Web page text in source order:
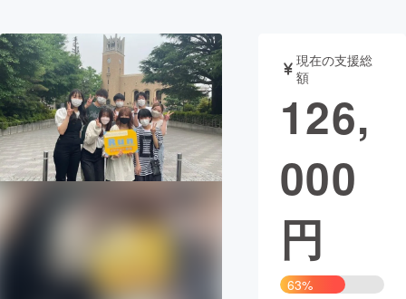
アート・写真 音楽
テクノロジー・ガジェット ゲーム・サ
映像・映画
現在の支援総
額
126,
000
円
63%